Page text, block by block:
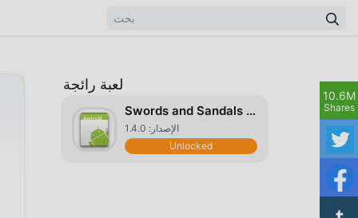
لعبة رائجة
Swords and Sandals Pirates
الإصدار: 1.4.0
Unlocked
10.6M
Shares